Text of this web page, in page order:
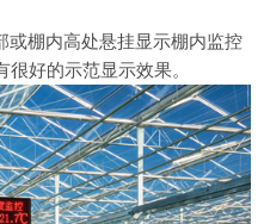
棚内高处悬挂显示棚内监控
很好的示范显示效果。